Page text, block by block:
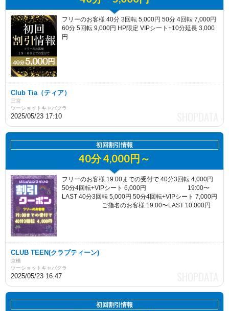
フリーのお客様 40分 3回転 5,000円 50分 4回転 7,000円
60分 5回転 9,000円 HP限定 VIPシート+10分延長 3,000
円
Club Tia（ティア）
三宮
ツーショットキャバクラ
2025/05/23 17:10
初回割引情報
40分 4,000円～
フリーのお客様 19:00までの受付で 40分3回転 4,000円
50分4回転+VIPシート 6,000円 19:00〜
LAST 40分3回転 5,000円 50分4回転+VIPシート 7,000円
ご指名のお客様 19:00〜LAST 10,000円
CLUB TEEN(クラブティーン)
京橋
ツーショットキャバクラ
2025/05/23 16:47
初回割引情報